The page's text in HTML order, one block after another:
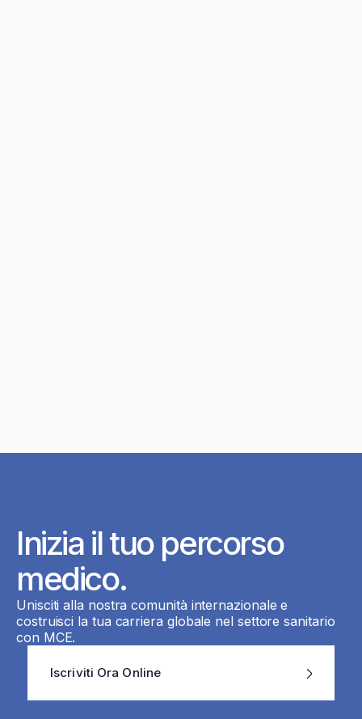
Inizia il tuo percorso
medico.
Unisciti alla nostra comunità internazionale e
costruisci la tua carriera globale nel settore sanitario
con MCE.
Iscriviti Ora Online